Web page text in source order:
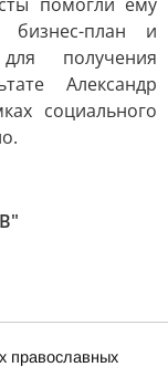
бизнес-план и
получения
Александр
социального
православных